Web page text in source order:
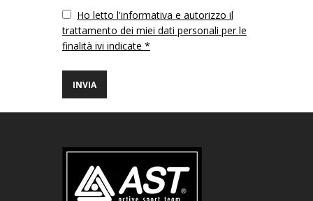
VuotoHo letto l'informativa e autorizzo il
trattamento dei miei dati personali per le
finalità ivi indicate *